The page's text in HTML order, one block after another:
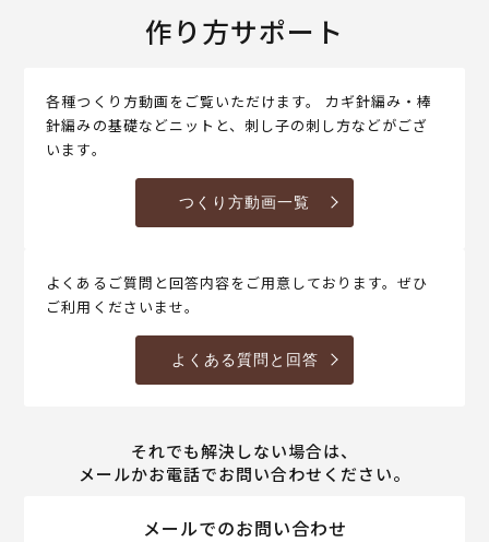
作り方サポート
各種つくり方動画をご覧いただけます。 カギ針編み・棒
針編みの基礎などニットと、刺し子の刺し方などがござ
います。
つくり方動画一覧
よくあるご質問と回答内容をご用意しております。ぜひ
ご利用くださいませ。
よくある質問と回答
それでも解決しない場合は、
メールかお電話でお問い合わせください。
メールでのお問い合わせ